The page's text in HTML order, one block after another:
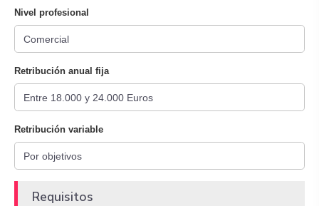
Nivel profesional
Retribución anual fija
Retribución variable
Requisitos